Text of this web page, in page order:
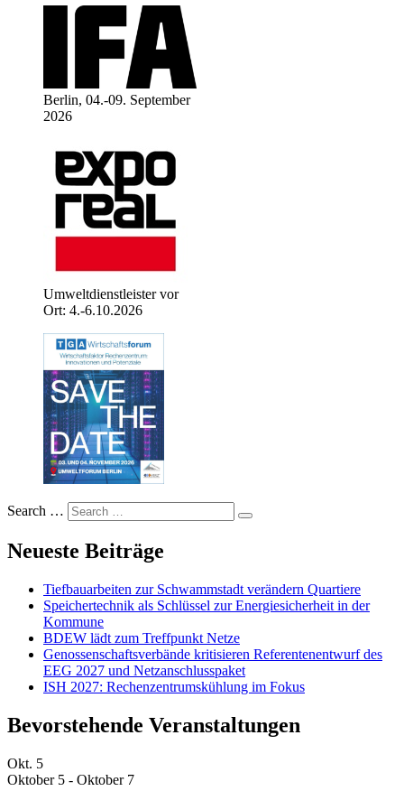
Berlin, 04.-09. September
2026
Umweltdienstleister vor
Ort: 4.-6.10.2026
Search …
Neueste Beiträge
Tiefbauarbeiten zur Schwammstadt verändern Quartiere
Speichertechnik als Schlüssel zur Energiesicherheit in der
Kommune
BDEW lädt zum Treffpunkt Netze
Genossenschaftsverbände kritisieren Referentenentwurf des
EEG 2027 und Netzanschlusspaket
ISH 2027: Rechenzentrumskühlung im Fokus
Bevorstehende Veranstaltungen
Okt. 5
Oktober 5 - Oktober 7